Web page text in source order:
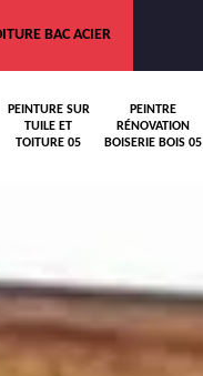
BAC ACIER
PEINTURE SUR
TUILE ET
TOITURE 05
PEINTRE
RÉNOVATION
BOISERIE BOIS 05